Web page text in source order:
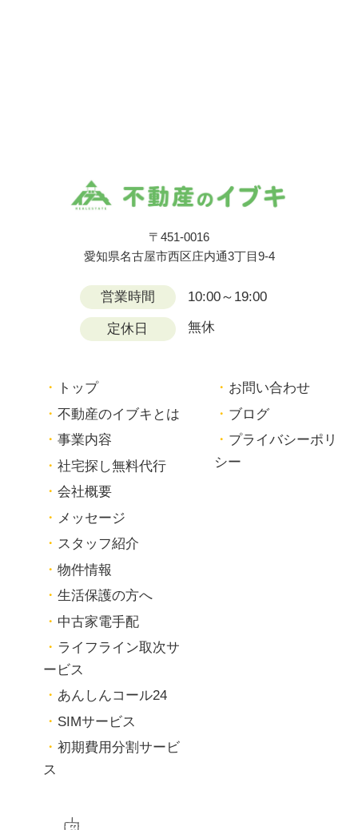
〒451-0016
愛知県名古屋市西区庄内通3丁目9-4
営業時間 10:00～19:00
定休日 無休
トップ
不動産のイブキとは
事業内容
社宅探し無料代行
会社概要
メッセージ
スタッフ紹介
物件情報
生活保護の方へ
中古家電手配
ライフライン取次サ
ービス
あんしんコール24
SIMサービス
初期費用分割サービ
ス
お問い合わせ
ブログ
プライバシーポリ
シー